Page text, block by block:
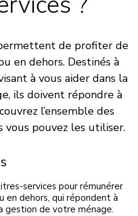
de profiter de
en dehors. Destinés à
à vous aider dans la
ils doivent répondre à
l’ensemble des
pouvez les utiliser.
services pour rémunérer
en dehors, qui répondent à
gestion de votre ménage.